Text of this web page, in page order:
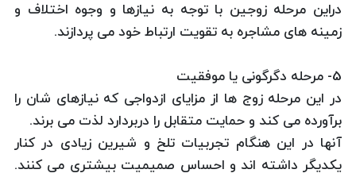
دراین مرحله زوجین با توجه به نیازها و وجوه اختلاف و
زمینه های مشاجره به تقویت ارتباط خود می پردازند.
5- مرحله دگرگونی یا موفقیت
در این مرحله زوج ها از مزایای ازدواجی كه نیازهای شان را
برآورده می كند و حمایت متقابل را دربردارد لذت می برند.
آنها در این هنگام تجربیات تلخ و شیرین زیادی در كنار
یكدیگر داشته اند و احساس صمیمیت بیشتری می كنند.